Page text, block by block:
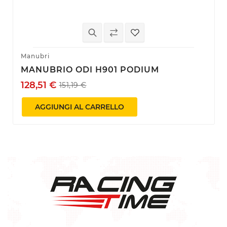
Manubri
MANUBRIO ODI H901 PODIUM
128,51 € 151,19 €
AGGIUNGI AL CARRELLO